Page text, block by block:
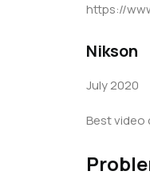
https://
Nikson
July 2020
Best video